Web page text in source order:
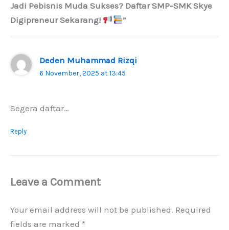
Jadi Pebisnis Muda Sukses? Daftar SMP-SMK Skye
Digipreneur Sekarang!
”
Deden Muhammad Rizqi
6 November, 2025 at 13:45
Segera daftar…
Reply
Leave a Comment
Your email address will not be published. Required
fields are marked *